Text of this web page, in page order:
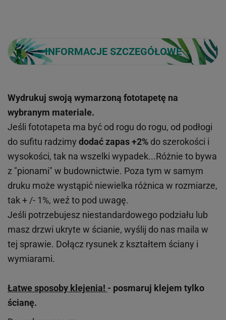
INFORMACJE SZCZEGÓŁOWE
Wydrukuj swoją wymarzoną fototapetę na
wybranym materiale.
Jeśli fototapeta ma być od rogu do rogu, od podłogi
do sufitu radzimy dodać zapas +2% do szerokości i
wysokości, tak na wszelki wypadek...Różnie to bywa
z "pionami" w budownictwie. Poza tym w samym
druku może wystąpić niewielka różnica w rozmiarze,
tak + /- 1%, weź to pod uwagę.
Jeśli potrzebujesz niestandardowego podziału lub
masz drzwi ukryte w ścianie, wyślij do nas maila w
tej sprawie. Dołącz rysunek z kształtem ściany i
wymiarami.
Łatwe sposoby klejenia! - posmaruj klejem tylko
ścianę.